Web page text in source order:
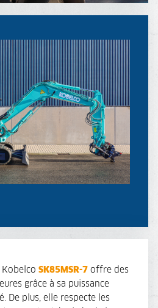
Kobelco SK85MSR-7 offre des
grâce à sa puissance
De plus, elle respecte les